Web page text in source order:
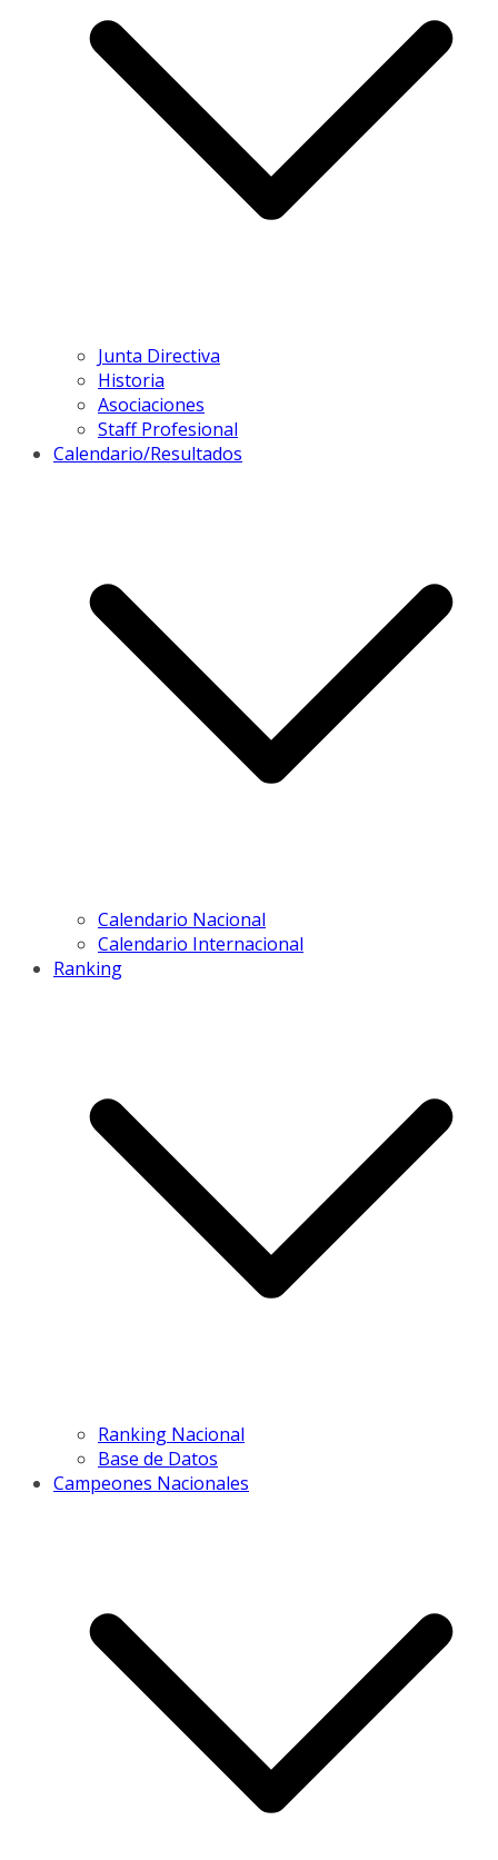
Junta Directiva
Historia
Asociaciones
Staff Profesional
Calendario/Resultados
Calendario Nacional
Calendario Internacional
Ranking
Ranking Nacional
Base de Datos
Campeones Nacionales